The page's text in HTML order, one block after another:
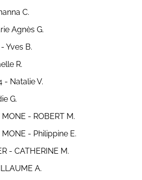
C.
Agnès G.
Yves B.
R.
- Natalie V.
G.
- ROBERT M.
MONE - Philippine E.
- CATHERINE M.
A.